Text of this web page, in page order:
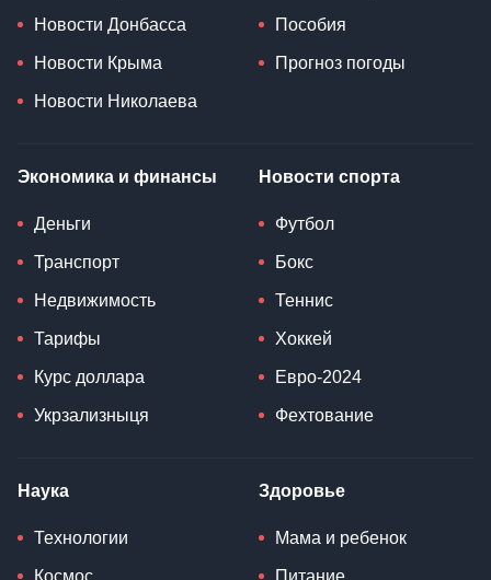
Новости Донбасса
Новости Крыма
Новости Николаева
Пособия
Прогноз погоды
Экономика и финансы
Деньги
Транспорт
Недвижимость
Тарифы
Курс доллара
Укрзализныця
Новости спорта
Футбол
Бокс
Теннис
Хоккей
Евро-2024
Фехтование
Наука
Технологии
Здоровье
Мама и ребенок